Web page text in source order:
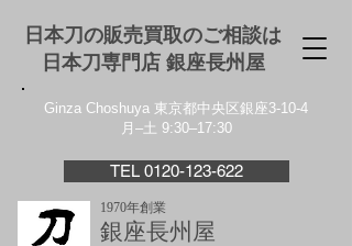
日本刀の販売買取のご相談は
日本刀専門店 銀座⻑州屋
Ginza Choshuya 東京都中央区銀座3-10-4
月–土 9:30–17:30
TEL 0120-123-622
1970年創業
銀座長州屋